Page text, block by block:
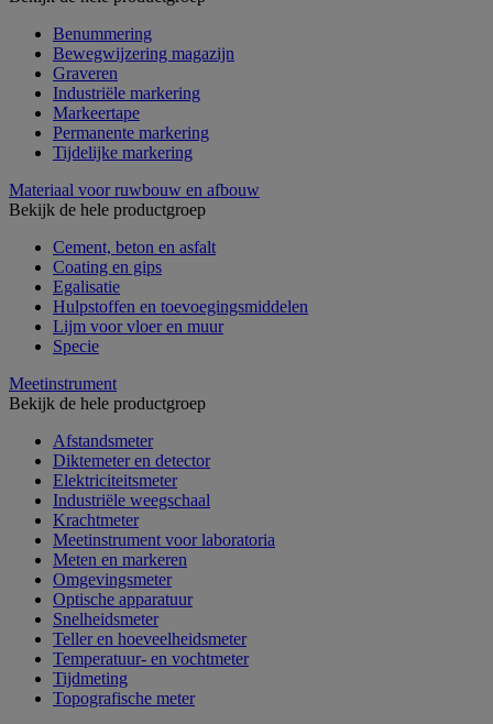
Benummering
Bewegwijzering magazijn
Graveren
Industriële markering
Markeertape
Permanente markering
Tijdelijke markering
Materiaal voor ruwbouw en afbouw
Bekijk de hele productgroep
Cement, beton en asfalt
Coating en gips
Egalisatie
Hulpstoffen en toevoegingsmiddelen
Lijm voor vloer en muur
Specie
Meetinstrument
Bekijk de hele productgroep
Afstandsmeter
Diktemeter en detector
Elektriciteitsmeter
Industriële weegschaal
Krachtmeter
Meetinstrument voor laboratoria
Meten en markeren
Omgevingsmeter
Optische apparatuur
Snelheidsmeter
Teller en hoeveelheidsmeter
Temperatuur- en vochtmeter
Tijdmeting
Topografische meter